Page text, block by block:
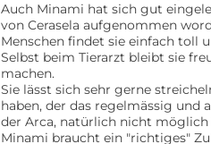
Auch Minami hat sich gut
von Cerasela aufgenommen
Menschen findet sie einfach toll
Selbst beim Tierarzt bleibt sie
machen.
Sie lässt sich sehr gerne
haben, der das regelmässig und
der Arca, natürlich nicht möglich
Minami braucht ein "richtiges"